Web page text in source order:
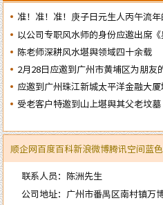
准！准！准！庚子日元生人丙午流
以公司专职风水师的身份应邀出席
周年庆典
陈老师深耕风水堪舆领域四十余载
2月28日应邀到广州市黄埔区为朋友
应邀到广州珠江新城太平洋金融大
受老客户特邀到山上堪舆其父老坟墓
顺企网百度百科新浪微博腾讯空间蓝
联系人员：陈洲先生
公司地址：广州市番禺区南村镇万